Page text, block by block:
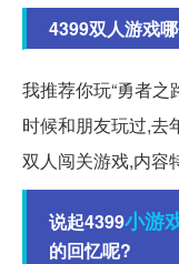
4399双人游戏
我推荐你玩“勇者之
时候和朋友玩过,去
双人闯关游戏,内容
说起4399小游
的回忆呢?